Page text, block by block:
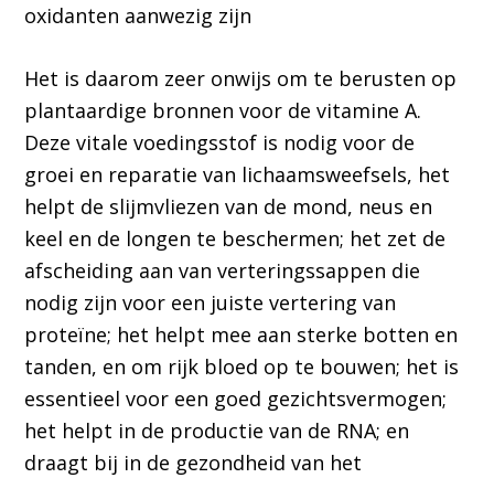
oxidanten aanwezig zijn
Het is daarom zeer onwijs om te berusten op
plantaardige bronnen voor de vitamine A.
Deze vitale voedingsstof is nodig voor de
groei en reparatie van lichaamsweefsels, het
helpt de slijmvliezen van de mond, neus en
keel en de longen te beschermen; het zet de
afscheiding aan van verteringssappen die
nodig zijn voor een juiste vertering van
proteïne; het helpt mee aan sterke botten en
tanden, en om rijk bloed op te bouwen; het is
essentieel voor een goed gezichtsvermogen;
het helpt in de productie van de RNA; en
draagt bij in de gezondheid van het